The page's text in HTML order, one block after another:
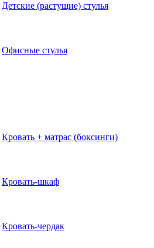
Детские (растущие) стулья
Офисные стулья
Кровать + матрас (боксинги)
Кровать-шкаф
Кровать-чердак